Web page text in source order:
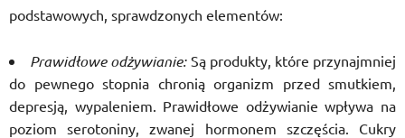
podstawowych, sprawdzonych elementów:
Prawidłowe odżywianie:Są produkty, które przynajmniej
do pewnego stopnia chronią organizm przed smutkiem,
depresją, wypaleniem. Prawidłowe odżywianie wpływa na
poziom serotoniny, zwanej hormonem szczęścia. Cukry